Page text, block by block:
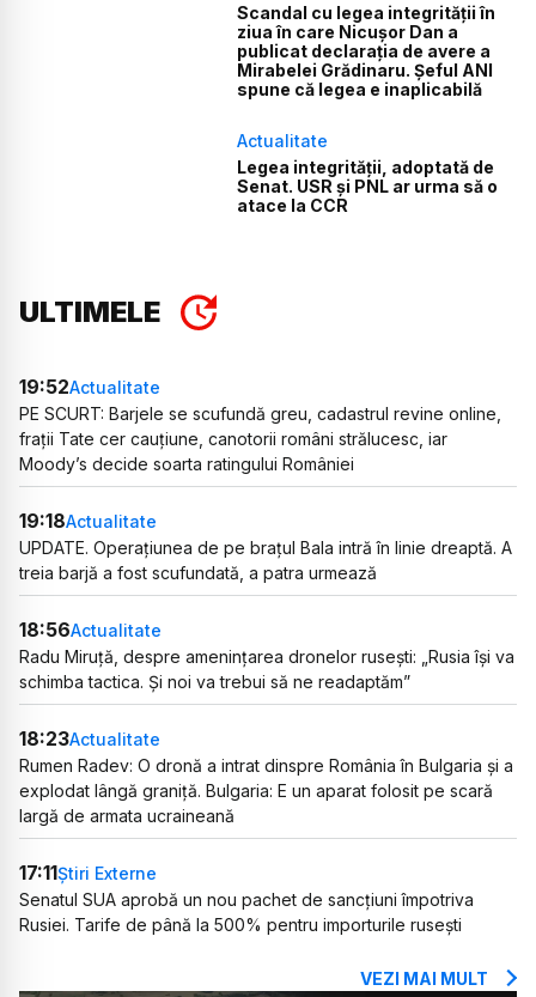
Scandal cu legea integrității în
ziua în care Nicușor Dan a
publicat declarația de avere a
Mirabelei Grădinaru. Șeful ANI
spune că legea e inaplicabilă
Actualitate
Legea integrității, adoptată de
Senat. USR și PNL ar urma să o
atace la CCR
ULTIMELE
19:52Actualitate
PE SCURT: Barjele se scufundă greu, cadastrul revine online,
frații Tate cer cauțiune, canotorii români strălucesc, iar
Moody’s decide soarta ratingului României
19:18Actualitate
UPDATE. Operațiunea de pe brațul Bala intră în linie dreaptă. A
treia barjă a fost scufundată, a patra urmează
18:56Actualitate
Radu Miruță, despre amenințarea dronelor rusești: „Rusia își va
schimba tactica. Și noi va trebui să ne readaptăm”
18:23Actualitate
Rumen Radev: O dronă a intrat dinspre România în Bulgaria și a
explodat lângă graniță. Bulgaria: E un aparat folosit pe scară
largă de armata ucraineană
17:11Știri Externe
Senatul SUA aprobă un nou pachet de sancțiuni împotriva
Rusiei. Tarife de până la 500% pentru importurile rusești
VEZI MAI MULT